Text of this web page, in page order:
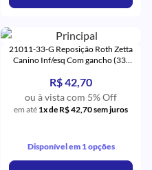
21011-33-G Reposição Roth Zetta
Canino Inf/esq Com gancho (33)
R$ 42,70
ou à vista com 5% Off
em até 1x de R$ 42,70 sem juros
Disponível em 1 opções